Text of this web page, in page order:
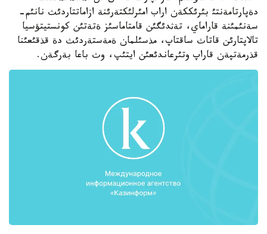
دةپارتامةنتئ بئرئككةن اراب امئرلئكتةرئنة ازاماتتاردئث نانئم-
سةنئمئنة قاراماي، تةثدئگئن قامتاماسئز ةتةتئن كونستيتؤسيا
تالاپتارئن قاتاث ساقتاپ، مذسئلمان ةمةستةردئث دة قذقئعئنا
قذرمةتپةن قاراپ وتئرعاندئعئن ايتئپ، وث باعا بةرگةن.